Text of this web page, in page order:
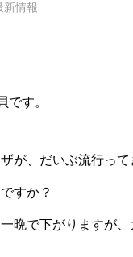
新情報
です。
が、だいぶ流行っ
すか？
晩で下がりますが